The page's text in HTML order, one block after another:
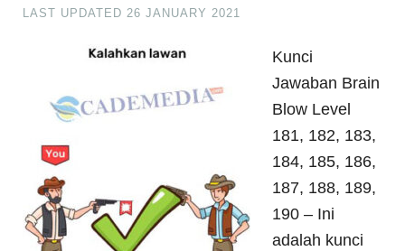
LAST UPDATED26 JANUARY 2021
Kunci
Jawaban Brain
Blow Level
181, 182, 183,
184, 185, 186,
187, 188, 189,
190 – Ini
adalah kunci